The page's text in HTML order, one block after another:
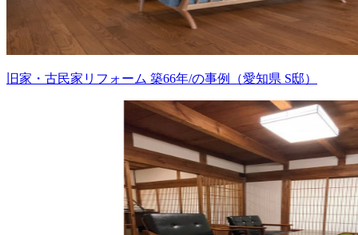
旧家・古民家リフォーム 築66年/の事例（愛知県 S邸）